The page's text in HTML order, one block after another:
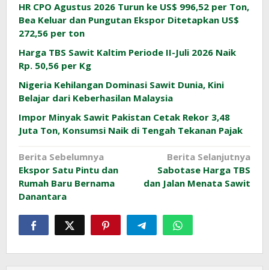
HR CPO Agustus 2026 Turun ke US$ 996,52 per Ton,
Bea Keluar dan Pungutan Ekspor Ditetapkan US$
272,56 per ton
Harga TBS Sawit Kaltim Periode II-Juli 2026 Naik
Rp. 50,56 per Kg
Nigeria Kehilangan Dominasi Sawit Dunia, Kini
Belajar dari Keberhasilan Malaysia
Impor Minyak Sawit Pakistan Cetak Rekor 3,48
Juta Ton, Konsumsi Naik di Tengah Tekanan Pajak
Navigasi
pos
Berita Sebelumnya
Ekspor Satu Pintu dan
Rumah Baru Bernama
Danantara
Berita Selanjutnya
Sabotase Harga TBS
dan Jalan Menata Sawit